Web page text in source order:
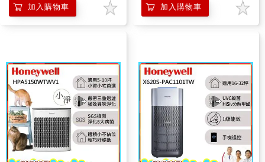
HRF－E2－APx4）
加入購物車
粒物濾網KJ810G93HFTW)
加入購物車